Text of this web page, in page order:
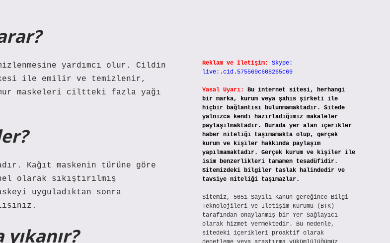
yardımcı olur. Cildin
ile emilir ve temizlenir,
maskeleri ciltteki fazla yağı
Kağıt maskenin türüne göre
olarak sıkıştırılmış
uyguladıktan sonra
Reklam ve İletişim:
Skype:
live:.cid.575569c608265c69
Yasal Uyarı:
Bu internet sitesi, herhangi
bir marka, kurum veya şahıs şirketi ile
hiçbir bağlantısı bulunmamaktadır. Sitede
yalnızca kendi hazırladığımız makaleler
paylaşılmaktadır. Burada yer alan içerikler
haber niteliği taşımamakta olup, gerçek
kurum ve kişiler hakkında paylaşım
yapılmamaktadır. Gerçek kurum ve kişiler ile
isim benzerlikleri tamamen tesadüfidir.
Sitemizdeki bilgiler taslak halindedir ve
tavsiye niteliği taşımazlar.
Sitemiz, 5651 Sayılı Kanun gereğince Bilgi
Teknolojileri ve İletişim Kurumu (BTK)
tarafından onaylanmış bir Yer Sağlayıcı
olarak hizmet vermektedir. Bu nedenle,
sitedeki içerikleri proaktif olarak